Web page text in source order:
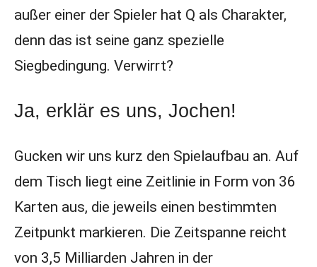
außer einer der Spieler hat Q als Charakter,
denn das ist seine ganz spezielle
Siegbedingung. Verwirrt?
Ja, erklär es uns, Jochen!
Gucken wir uns kurz den Spielaufbau an. Auf
dem Tisch liegt eine Zeitlinie in Form von 36
Karten aus, die jeweils einen bestimmten
Zeitpunkt markieren. Die Zeitspanne reicht
von 3,5 Milliarden Jahren in der